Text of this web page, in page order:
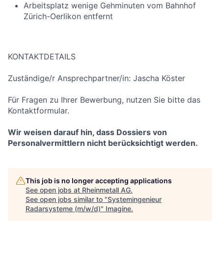
Arbeitsplatz wenige Gehminuten vom Bahnhof
Zürich-Oerlikon entfernt
KONTAKTDETAILS
Zuständige/r Ansprechpartner/in: Jascha Köster
Für Fragen zu Ihrer Bewerbung, nutzen Sie bitte das
Kontaktformular.
Wir weisen darauf hin, dass Dossiers von
Personalvermittlern nicht berücksichtigt werden.
This job is no longer accepting applications
See open jobs at Rheinmetall AG.
See open jobs similar to "Systemingenieur
Radarsysteme (m/w/d)" Imagine.